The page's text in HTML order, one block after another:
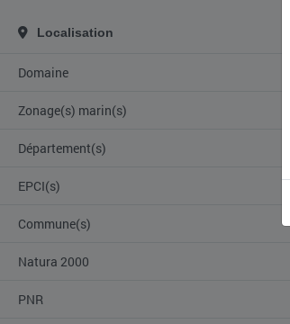
Localisation
Domaine
Zonage(s) marin(s)
Département(s)
EPCI(s)
Commune(s)
Natura 2000
PNR